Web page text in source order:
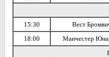
15:30
Вест
18:00
Манчестер